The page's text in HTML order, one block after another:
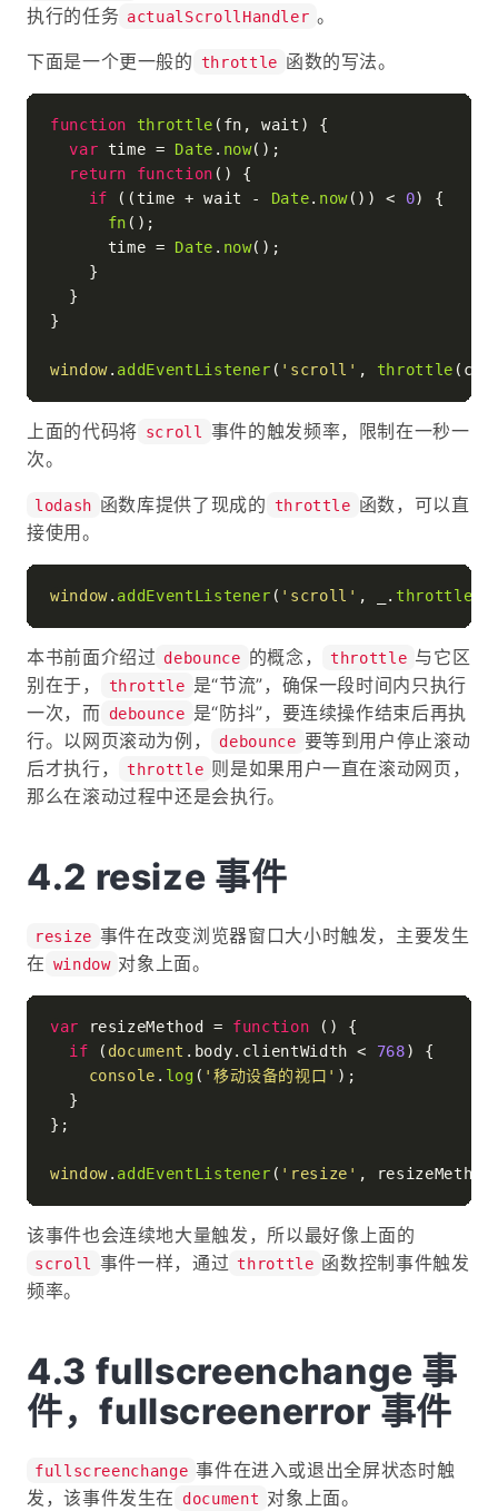
执行的任务 actualScrollHandler 。
下面是一个更一般的 throttle 函数的写法。
function throttle ( fn, wait ) {
var time = Date . now();
return
function ( ) {
if ((time + wait - Date. now()) < 0) {
fn ();
      time =
Date . now();
    }
  }
}
window. addEventListener ( 'scroll' , throttle
上面的代码将 scroll
事件的触发频率，限制在一秒一
次。
lodash 函数库提供了现成的 throttle 函数，可以直
接使用。
window. addEventListener ( 'scroll' , _. throttle
本书前面介绍过 debounce 的概念， throttle 与它区
别在于，
throttle 是“节流”，确保一段时间内只执行
一次，而 debounce 是“防抖”，要连续操作结束后再执
行。以网页滚动为例，
debounce 要等到用户停止滚动
后才执行，
throttle 则是如果用户一直在滚动网页，
那么在滚动过程中还是会执行。
resize 事件
resize 事件在改变浏览器窗口大小时触发，主要发生
在 window 对象上面。
var resizeMethod = function ( ) {
if ( document . body. clientWidth < 768) {
console . log ( '移动设备的视口' );
  }
};
window. addEventListener ( 'resize' ,
该事件也会连续地大量触发，所以最好像上面的
scroll 事件一样，通过 throttle 函数控制事件触发
频率。
fullscreenchange 事
件，fullscreenerror 事件
fullscreenchange 事件在进入或退出全屏状态时触
发，该事件发生在
document 对象上面。